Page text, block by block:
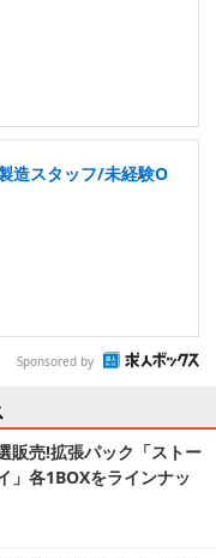
造スタッフ/未経験O
Sponsored by
販売!拡張パック「ストー
」各1BOXをラインナッ